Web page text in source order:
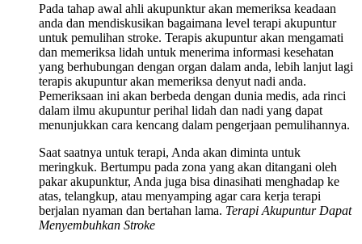
Pada tahap awal ahli akupunktur akan memeriksa keadaan
anda dan mendiskusikan bagaimana level terapi akupuntur
untuk pemulihan stroke. Terapis akupuntur akan mengamati
dan memeriksa lidah untuk menerima informasi kesehatan
yang berhubungan dengan organ dalam anda, lebih lanjut lagi
terapis akupuntur akan memeriksa denyut nadi anda.
Pemeriksaan ini akan berbeda dengan dunia medis, ada rinci
dalam ilmu akupuntur perihal lidah dan nadi yang dapat
menunjukkan cara kencang dalam pengerjaan pemulihannya.
Saat saatnya untuk terapi, Anda akan diminta untuk
meringkuk. Bertumpu pada zona yang akan ditangani oleh
pakar akupunktur, Anda juga bisa dinasihati menghadap ke
atas, telangkup, atau menyamping agar cara kerja terapi
berjalan nyaman dan bertahan lama. Terapi Akupuntur Dapat
Menyembuhkan Stroke